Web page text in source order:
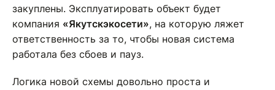
закуплены. Эксплуатировать объект будет
компания «Якутскэкосети», на которую ляжет
ответственность за то, чтобы новая система
работала без сбоев и пауз.
Логика новой схемы довольно проста и